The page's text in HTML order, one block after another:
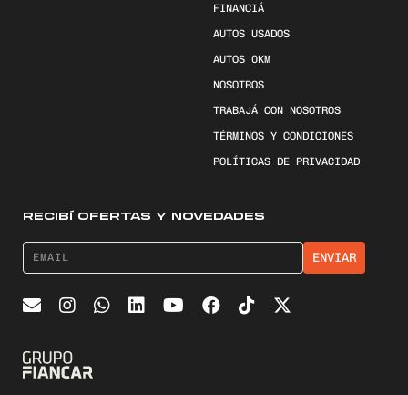
FINANCIÁ
AUTOS USADOS
AUTOS 0KM
NOSOTROS
TRABAJÁ CON NOSOTROS
TÉRMINOS Y CONDICIONES
POLÍTICAS DE PRIVACIDAD
RECIBÍ OFERTAS Y NOVEDADES